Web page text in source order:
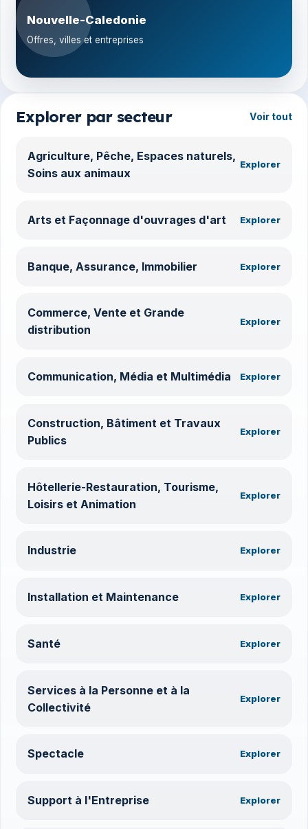
Nouvelle-Caledonie
Offres, villes et entreprises
Explorer par secteur Voir tout
Agriculture, Pêche, Espaces naturels,
Soins aux animaux
Explorer
Arts et Façonnage d'ouvrages d'art Explorer
Banque, Assurance, Immobilier Explorer
Commerce, Vente et Grande
distribution
Explorer
Communication, Média et Multimédia Explorer
Construction, Bâtiment et Travaux
Publics
Explorer
Hôtellerie-Restauration, Tourisme,
Loisirs et Animation
Explorer
Industrie Explorer
Installation et Maintenance Explorer
Santé Explorer
Services à la Personne et à la
Collectivité
Explorer
Spectacle Explorer
Support à l'Entreprise Explorer